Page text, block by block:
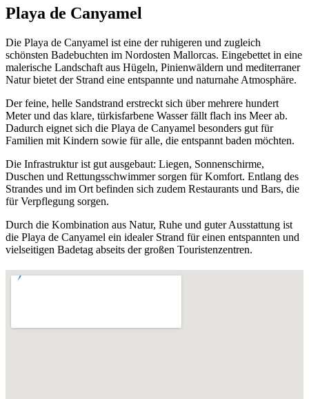
Playa de Canyamel
Die Playa de Canyamel ist eine der ruhigeren und zugleich
schönsten Badebuchten im Nordosten Mallorcas. Eingebettet in eine
malerische Landschaft aus Hügeln, Pinienwäldern und mediterraner
Natur bietet der Strand eine entspannte und naturnahe Atmosphäre.
Der feine, helle Sandstrand erstreckt sich über mehrere hundert
Meter und das klare, türkisfarbene Wasser fällt flach ins Meer ab.
Dadurch eignet sich die Playa de Canyamel besonders gut für
Familien mit Kindern sowie für alle, die entspannt baden möchten.
Die Infrastruktur ist gut ausgebaut: Liegen, Sonnenschirme,
Duschen und Rettungsschwimmer sorgen für Komfort. Entlang des
Strandes und im Ort befinden sich zudem Restaurants und Bars, die
für Verpflegung sorgen.
Durch die Kombination aus Natur, Ruhe und guter Ausstattung ist
die Playa de Canyamel ein idealer Strand für einen entspannten und
vielseitigen Badetag abseits der großen Touristenzentren.